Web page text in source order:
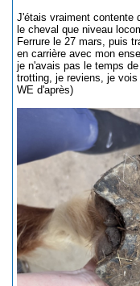
J'étais vraiment contente
le cheval que niveau
Ferrure le 27 mars, puis
en carrière avec mon
je n'avais pas le temps
trotting, je reviens, je
WE d'après)